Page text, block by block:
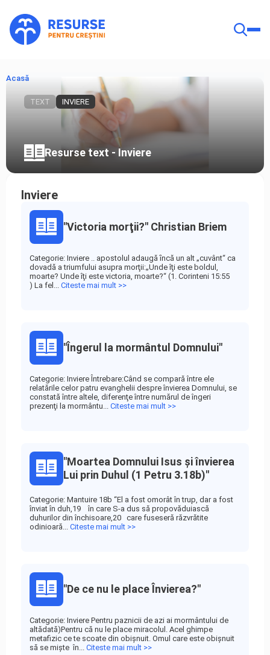
Acasă
TEXT INVIERE
Resurse text - Inviere
Inviere
"Victoria morţii?" Christian Briem
Categorie: Inviere .. apostolul adaugă ȋncă un alt „cuvânt“ ca
dovadă a triumfului asupra morţii:„Unde îţi este boldul,
moarte? Unde îţi este victoria, moarte?“ (1. Corinteni 15:55
) La fel... Citeste mai mult >>
"Îngerul la mormântul Domnului"
Categorie: Inviere Întrebare:Când se compară între ele
relatările celor patru evanghelii despre învierea Domnului, se
constată între altele, diferenţe între numărul de îngeri
prezenţi la mormântu... Citeste mai mult >>
"Moartea Domnului Isus şi învierea
Lui prin Duhul (1 Petru 3.18b)"
Categorie: Mantuire 18b “El a fost omorât în trup, dar a fost
înviat în duh,19 în care S-a dus să propovăduiască
duhurilor din închisoare,20 care fuseseră răzvrătite
odinioară... Citeste mai mult >>
"De ce nu le place Învierea?"
Categorie: Inviere Pentru paznicii de azi ai mormântului de
altădată)Pentru că nu le place miracolul. Acel ghimpe
metafizic ce te scoate din obişnuit. Omul care este obişnuit
să se mişte în... Citeste mai mult >>